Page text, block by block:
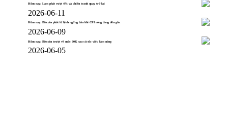
Hôm nay: Lạm phát vượt 4% và chiến tranh quay trở lại
2026-06-11
Hôm nay: Bitcoin phớt lờ lệnh ngừng bắn khi CPI nóng đang đến gần
2026-06-09
Hôm nay: Bitcoin trượt về mốc 60K sau cú sốc việc làm nóng
2026-06-05